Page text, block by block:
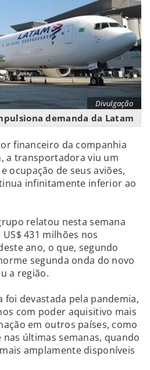
Divulgação
demanda da Latam
financeiro da companhia
a transportadora viu um
ocupação de seus aviões,
infinitamente inferior ao
relatou nesta semana
431 milhões nos
ano, o que, segundo
segunda onda do novo
a região.
foi devastada pela pandemia,
com poder aquisitivo mais
em outros países, como
nas últimas semanas, quando
amplamente disponíveis